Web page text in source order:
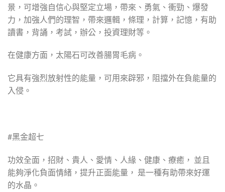
景，可增強自信心與堅定立場，帶來、勇氣、衝勁、爆發
力，加強人們的理智，帶來邏輯，條理，計算，記憶，有助
讀書，背誦，考試，辦公，投資理財等。
在健康方面，太陽石可改善腸胃毛病。
它具有強烈放射性的能量，可用來辟邪，阻擋外在負能量的
入侵。
#黑金超七
功效全面，招財、貴人、愛情、人緣、健康、療癒， 並且
能夠淨化負面情緒，提升正面能量， 是一種有助帶來好運
的水晶。